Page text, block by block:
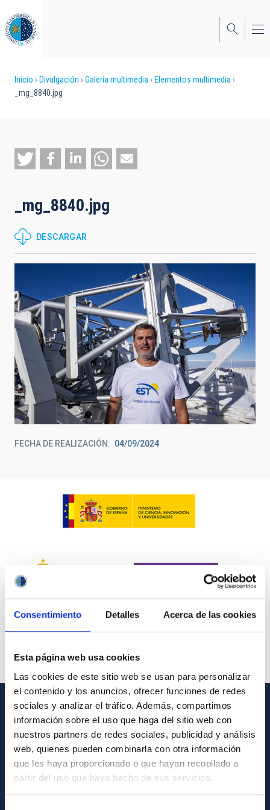
Consentimiento Detalles Acerca de las cookies
Esta página web usa cookies
Las cookies de este sitio web se usan para personalizar
el contenido y los anuncios, ofrecer funciones de redes
sociales y analizar el tráfico. Además, compartimos
información sobre el uso que haga del sitio web con
nuestros partners de redes sociales, publicidad y análisis
web, quienes pueden combinarla con otra información
que les haya proporcionado o que hayan recopilado a
partir del uso que haya hecho de sus servicios.
al
contenido
principal
Sobrescribir
enlaces
ayuda
a
navegación
Inicio Divulgación Galería multimedia
Elementos multimedia
_mg_8840.jpg
_mg_8840.jpg
DESCARGAR
FECHA DE REALIZACIÓN 04/09/2024
INFORMACIÓN GENERAL
Contacto
Cómo llegar al IAC
Directorio de personal